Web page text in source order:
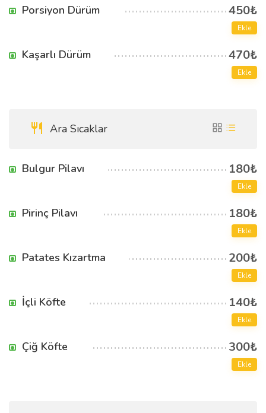
Porsiyon Dürüm 450₺
Ekle
Kaşarlı Dürüm 470₺
Ekle
Ara Sıcaklar
Bulgur Pilavı 180₺
Ekle
Pirinç Pilavı 180₺
Ekle
Patates Kızartma 200₺
Ekle
İçli Köfte 140₺
Ekle
Çiğ Köfte 300₺
Ekle